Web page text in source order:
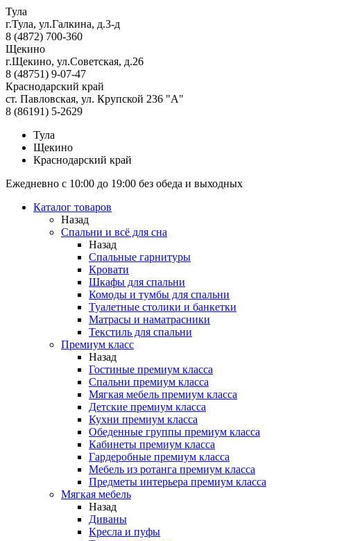
Тула
г.Тула, ул.Галкина, д.3-д
8 (4872) 700-360
Щекино
г.Щекино, ул.Советская, д.26
8 (48751) 9-07-47
Краснодарский край
ст. Павловская, ул. Крупской 236 "А"
8 (86191) 5-2629
Тула
Щекино
Краснодарский край
Ежедневно с 10:00 до 19:00 без обеда и выходных
Каталог товаров
Назад
Спальни и всё для сна
Назад
Спальные гарнитуры
Кровати
Шкафы для спальни
Комоды и тумбы для спальни
Туалетные столики и банкетки
Матрасы и наматрасники
Текстиль для спальни
Премиум класс
Назад
Гостиные премиум класса
Спальни премиум класса
Мягкая мебель премиум класса
Детские премиум класса
Кухни премиум класса
Обеденные группы премиум класса
Кабинеты премиум класса
Гардеробные премиум класса
Мебель из ротанга премиум класса
Предметы интерьера премиум класса
Мягкая мебель
Назад
Диваны
Кресла и пуфы